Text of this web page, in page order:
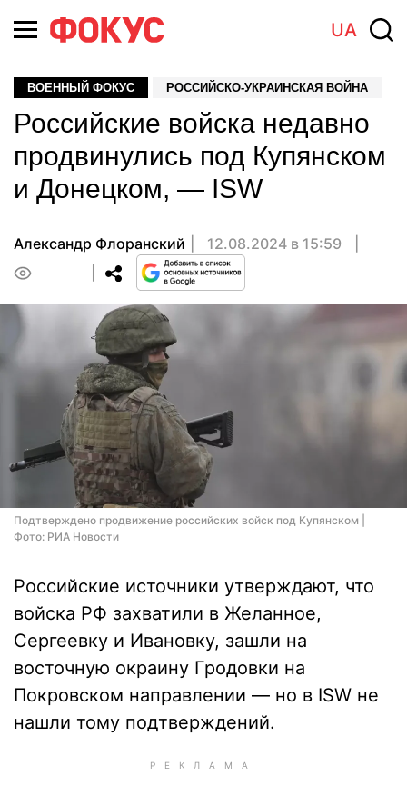
UA
ВОЕННЫЙ ФОКУС РОССИЙСКО-УКРАИНСКАЯ ВОЙНА
Российские войска недавно
продвинулись под Купянском
и Донецком, — ISW
Александр Флоранский
12.08.2024 в 15:59
Подтверждено продвижение российских войск под Купянском |
Фото: РИА Новости
Российские источники утверждают, что
войска РФ захватили в Желанное,
Сергеевку и Ивановку, зашли на
восточную окраину Гродовки на
Покровском направлении — но в ISW не
нашли тому подтверждений.